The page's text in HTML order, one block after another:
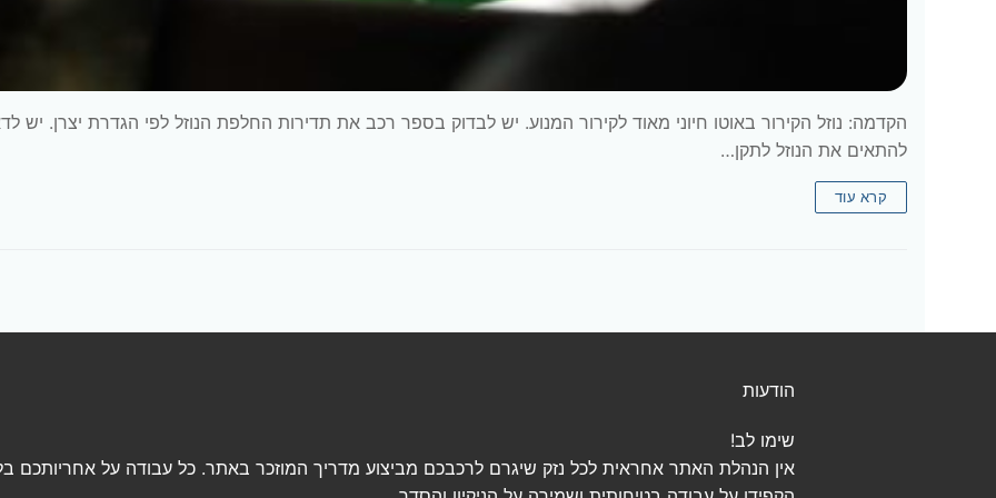
הקדמה: נוזל הקירור באוטו חיוני מאוד לקירור המנוע. יש לבדוק בספר רכב את תדירות החלפת הנוזל לפי הגדרת יצרן. יש
להתאים את הנוזל לתקן…
קרא עוד
הודעות
שימו לב!
אין הנהלת האתר אחראית לכל נזק שיגרם לרכבכם מביצוע מדריך המוזכר באתר. כל עבודה על אחריותכם